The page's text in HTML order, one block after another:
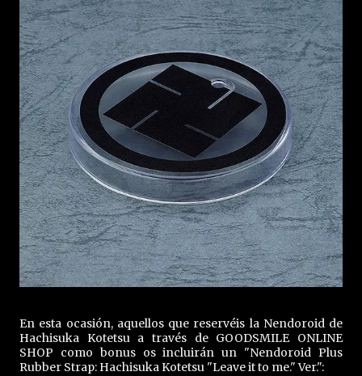
En esta ocasión, aquellos que reservéis la Nendoroid de
Hachisuka Kotetsu a través de GOODSMILE ONLINE
SHOP como bonus os incluirán un "Nendoroid Plus
Rubber Strap: Hachisuka Kotetsu "Leave it to me." Ver.":